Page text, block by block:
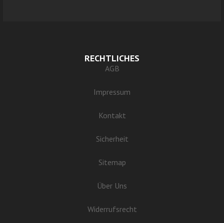
RECHTLICHES
AGB
Impressum
Kontakt
Sicherheit
Sitemap
Über Uns
Widerrufsrecht